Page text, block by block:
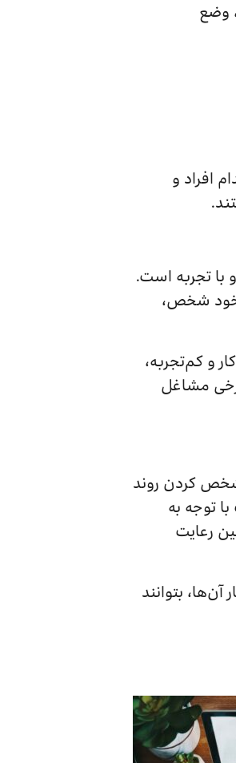
وضع
افراد و
با تجربه است.
خود شخص،
و کم‌تجربه،
مشاغل
کردن روند
توجه به
رعایت
بتوانند